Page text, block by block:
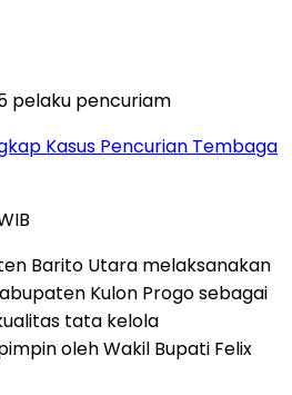
Kasus Pencurian Tembaga